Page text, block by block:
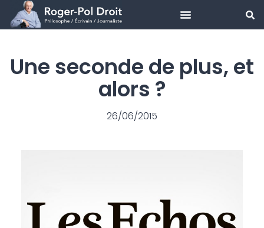
Aller
contenu
Une seconde de plus, et
alors ?
26/06/2015